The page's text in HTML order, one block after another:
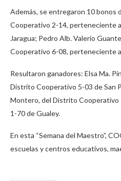
Además, se entregaron 10 bonos
Cooperativo 2-14, perteneciente
Jaragua; Pedro Alb. Valerio
Cooperativo 6-08, perteneciente
Resultaron ganadores: Elsa Ma.
Distrito Cooperativo 5-03 de San
Montero, del Distrito Cooperativo
1-70 de Gualey.
En esta “Semana del Maestro”,
escuelas y centros educativos,